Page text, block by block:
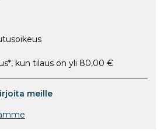
kun tilaus on yli 80,00 €
meille